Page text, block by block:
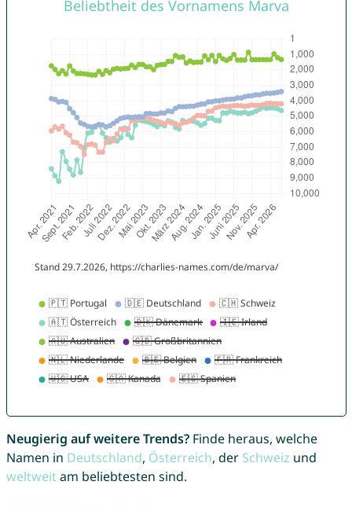
Neugierig auf weitere Trends?Finde heraus, welche
Namen in Deutschland, Österreich, der Schweiz und
weltweitam beliebtesten sind.